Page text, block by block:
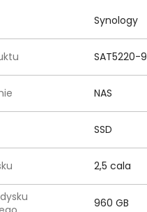
Synology
SAT5220-
NAS
SSD
2,5 cala
960 GB